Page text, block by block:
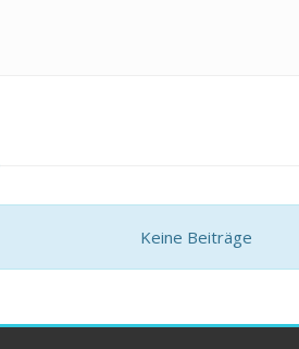
Keine Beiträge